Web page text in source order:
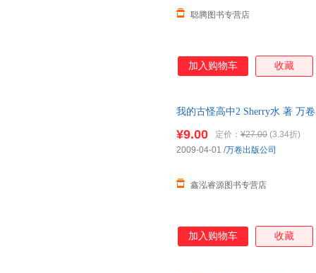
聪腾图书专营店
加入购物车 收藏
我的古怪高中2 Sherry水 著 万
¥9.00 定价： ¥27.00 (3.34折)
鑫泓睿源图书专营店
2009-04-01 /万卷出版公司
加入购物车 收藏